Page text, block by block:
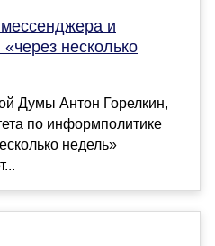
и
несколько
Думы Антон Горелкин,
по информполитике
недель»